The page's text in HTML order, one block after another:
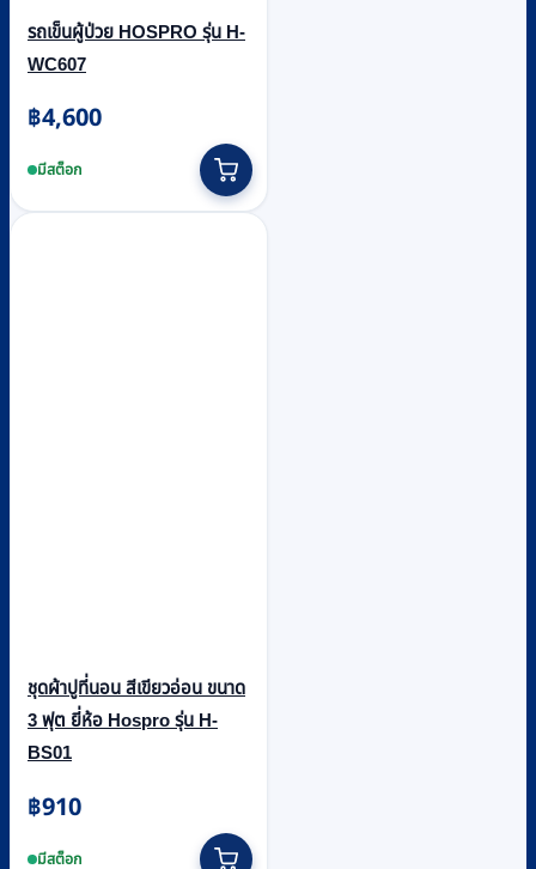
รถเข็นผู้ป่วย HOSPRO รุ่น H-
WC607
฿4,600
มีสต็อก
ชุดผ้าปูที่นอน สีเขียวอ่อน ขนาด
3 ฟุต ยี่ห้อ Hospro รุ่น H-
BS01
฿910
มีสต็อก